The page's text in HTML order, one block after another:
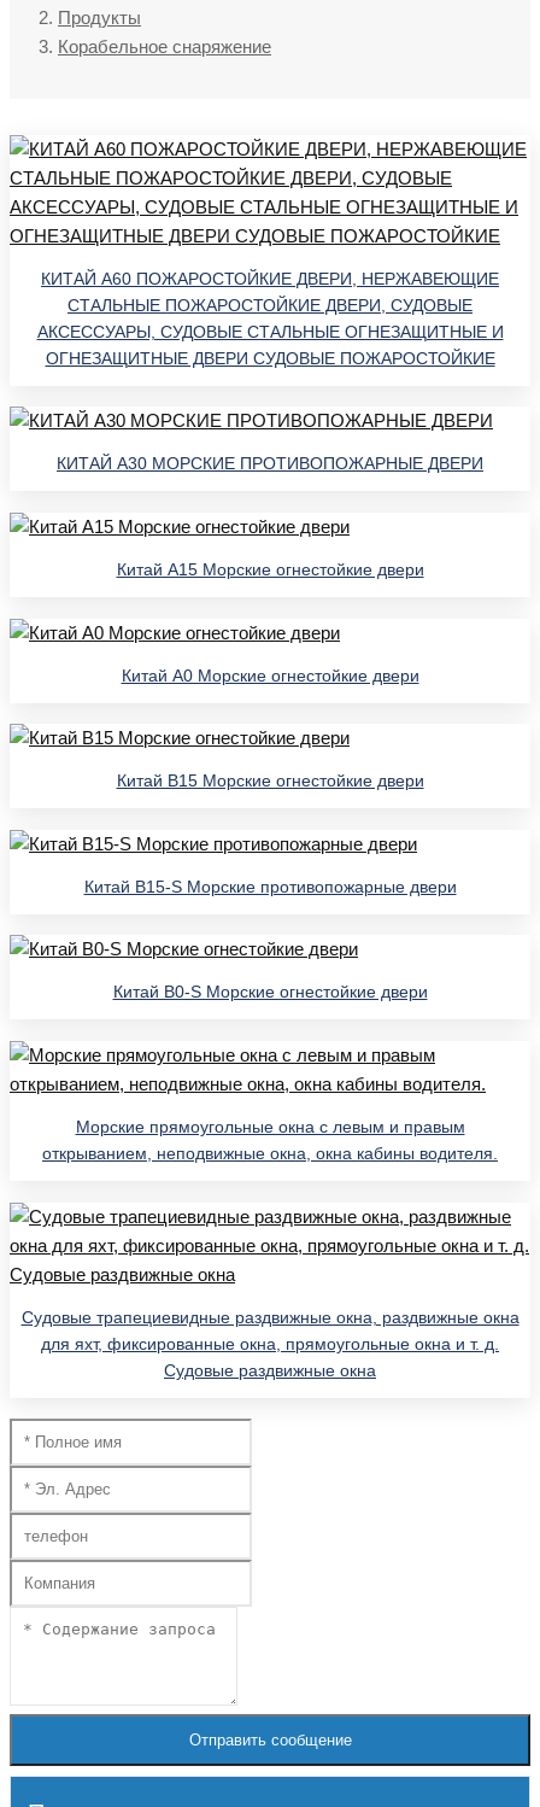
Продукты
Корабельное снаряжение
КИТАЙ A60 ПОЖАРОСТОЙКИЕ ДВЕРИ, НЕРЖАВЕЮЩИЕ
СТАЛЬНЫЕ ПОЖАРОСТОЙКИЕ ДВЕРИ, СУДОВЫЕ
АКСЕССУАРЫ, СУДОВЫЕ СТАЛЬНЫЕ ОГНЕЗАЩИТНЫЕ И
ОГНЕЗАЩИТНЫЕ ДВЕРИ СУДОВЫЕ ПОЖАРОСТОЙКИЕ
КИТАЙ A30 МОРСКИЕ ПРОТИВОПОЖАРНЫЕ ДВЕРИ
Китай A15 Морские огнестойкие двери
Китай A0 Морские огнестойкие двери
Китай B15 Морские огнестойкие двери
Китай B15-S Морские противопожарные двери
Китай B0-S Морские огнестойкие двери
Морские прямоугольные окна с левым и правым
открыванием, неподвижные окна, окна кабины водителя.
Судовые трапециевидные раздвижные окна, раздвижные окна
для яхт, фиксированные окна, прямоугольные окна и т. д.
Судовые раздвижные окна
Отправить сообщение